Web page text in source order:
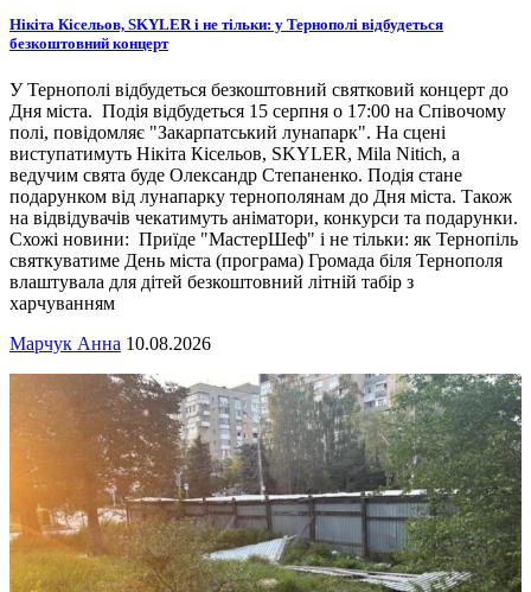
Нікіта Кісельов, SKYLER і не тільки: у Тернополі відбудеться
безкоштовний концерт
У Тернополі відбудеться безкоштовний святковий концерт до
Дня міста. Подія відбудеться 15 серпня о 17:00 на Співочому
полі, повідомляє "Закарпатський лунапарк". На сцені
виступатимуть Нікіта Кісельов, SKYLER, Mila Nitich, а
ведучим свята буде Олександр Степаненко. Подія стане
подарунком від лунапарку тернополянам до Дня міста. Також
на відвідувачів чекатимуть аніматори, конкурси та подарунки.
Схожі новини: Приїде "МастерШеф" і не тільки: як Тернопіль
святкуватиме День міста (програма) Громада біля Тернополя
влаштувала для дітей безкоштовний літній табір з
харчуванням
Марчук Анна 10.08.2026